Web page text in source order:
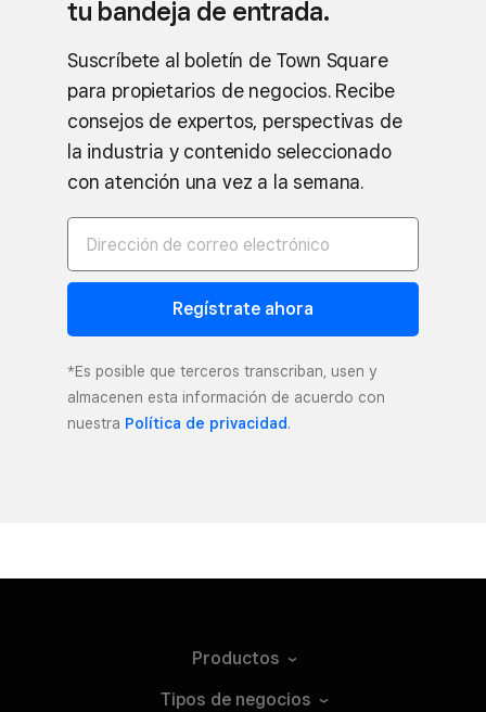
tu bandeja de entrada.
Suscríbete al boletín de Town Square
para propietarios de negocios. Recibe
consejos de expertos, perspectivas de
la industria y contenido seleccionado
con atención una vez a la semana.
Regístrate ahora
*Es posible que terceros transcriban, usen y
almacenen esta información de acuerdo con
nuestra Política de privacidad.
Productos
Tipos de negocios